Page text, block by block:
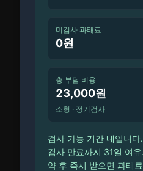
미검사 과태료
0원
총 부담 비용
23,000원
소형 · 정기검사
검사 가능 기간 내입니
검사 만료까지 31일 여
약 후 즉시 받으면 과태